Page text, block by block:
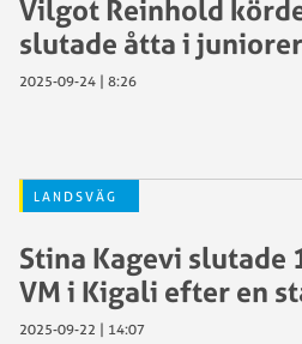
Vilgot Reinhold
slutade åtta i
2025-09-24 | 8:26
LANDSVÄG
Stina Kagevi slutade
VM i Kigali efter en
2025-09-22 | 14:07